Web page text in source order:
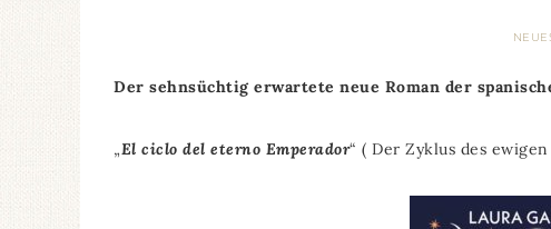
Der sehnsüchtig erwartete neue Roman der
„El ciclo del eterno Emperador“ ( Der Zyklus des